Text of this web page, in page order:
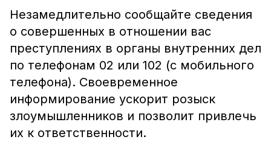
Незамедлительно сообщайте сведения
о совершенных в отношении вас
преступлениях в органы внутренних дел
по телефонам 02 или 102 (с мобильного
телефона). Своевременное
информирование ускорит розыск
злоумышленников и позволит привлечь
их к ответственности.